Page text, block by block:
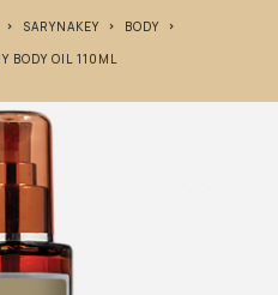
SARYNAKEY
BODY
BODY OIL 110ML